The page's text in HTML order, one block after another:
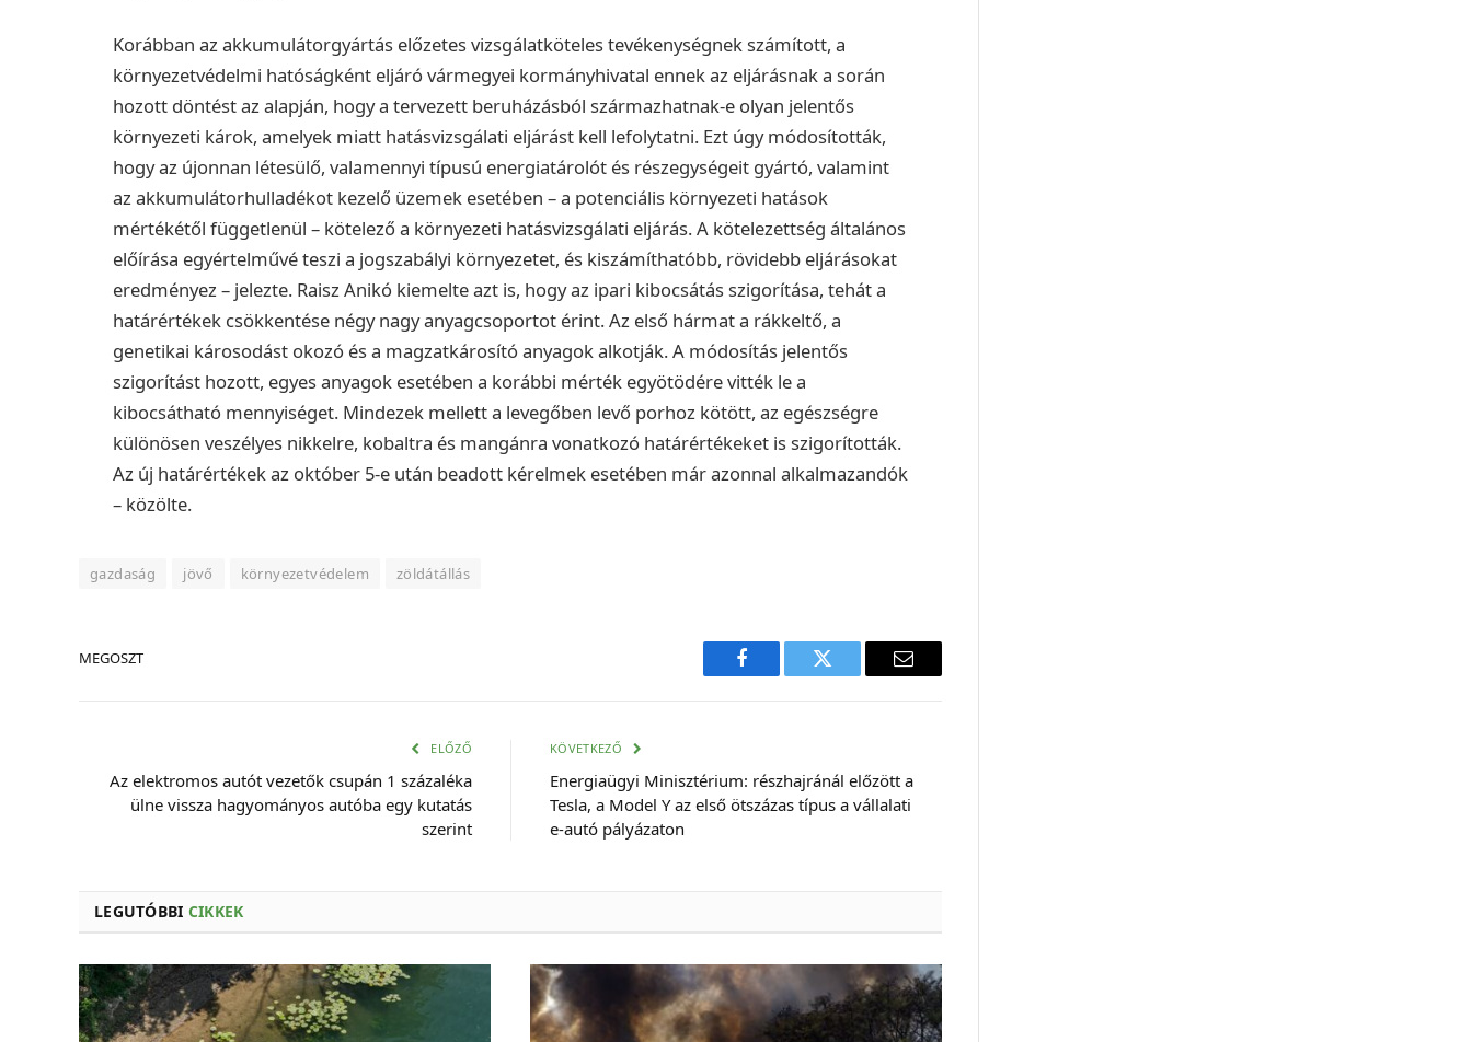
Korábban az akkumulátorgyártás előzetes vizsgálatköteles tevékenységnek számított, a
környezetvédelmi hatóságként eljáró vármegyei kormányhivatal ennek az eljárásnak a során
hozott döntést az alapján, hogy a tervezett beruházásból származhatnak-e olyan jelentős
környezeti károk, amelyek miatt hatásvizsgálati eljárást kell lefolytatni. Ezt úgy módosították,
hogy az újonnan létesülő, valamennyi típusú energiatárolót és részegységeit gyártó, valamint
az akkumulátorhulladékot kezelő üzemek esetében – a potenciális környezeti hatások
mértékétől függetlenül – kötelező a környezeti hatásvizsgálati eljárás. A kötelezettség általános
előírása egyértelművé teszi a jogszabályi környezetet, és kiszámíthatóbb, rövidebb eljárásokat
eredményez – jelezte. Raisz Anikó kiemelte azt is, hogy az ipari kibocsátás szigorítása, tehát a
határértékek csökkentése négy nagy anyagcsoportot érint. Az első hármat a rákkeltő, a
genetikai károsodást okozó és a magzatkárosító anyagok alkotják. A módosítás jelentős
szigorítást hozott, egyes anyagok esetében a korábbi mérték egyötödére vitték le a
kibocsátható mennyiséget. Mindezek mellett a levegőben levő porhoz kötött, az egészségre
különösen veszélyes nikkelre, kobaltra és mangánra vonatkozó határértékeket is szigorították.
Az új határértékek az október 5-e után beadott kérelmek esetében már azonnal alkalmazandók
– közölte.
gazdaság jövő környezetvédelem zöldátállás
MEGOSZT
Facebook Twitter
E-
ELŐZŐ
Az elektromos autót vezetők csupán 1 százaléka
ülne vissza hagyományos autóba egy kutatás
szerint
KÖVETKEZŐ
Energiaügyi Minisztérium: részhajránál előzött a
Tesla, a Model Y az első ötszázas típus a vállalati
e-autó pályázaton
LEGUTÓBBI CIKKEK